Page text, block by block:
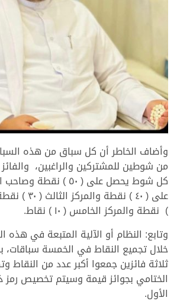
>
وأضاف الخاطر أن كل سباق من هذه
من شوطين للمشتركين والراغبين،
كل شوط يحصل على ( ٥٠ )
) نقطة والمركز الخامس ( ١٠ ) نقاط.
وتابع: النظام أو الآلية المتبعة في
خلال تجميع النقاط في الخمسة سباقات،
ثلاثة فائزين جمعوا أكبر عدد من النقاط
الختامي بجوائز قيمة وسيتم تخصيص
الأول.